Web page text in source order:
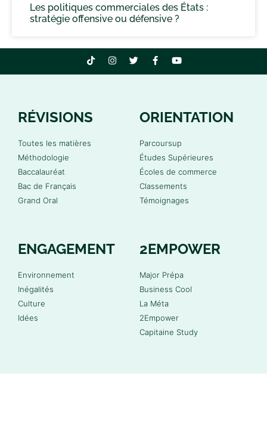
Les politiques commerciales des États :
stratégie offensive ou défensive ?
RÉVISIONS
Toutes les matières
Méthodologie
Baccalauréat
Bac de Français
Grand Oral
ORIENTATION
Parcoursup
Études Supérieures
Écoles de commerce
Classements
Témoignages
ENGAGEMENT
Environnement
Inégalités
Culture
Idées
2EMPOWER
Major Prépa
Business Cool
La Méta
2Empower
Capitaine Study